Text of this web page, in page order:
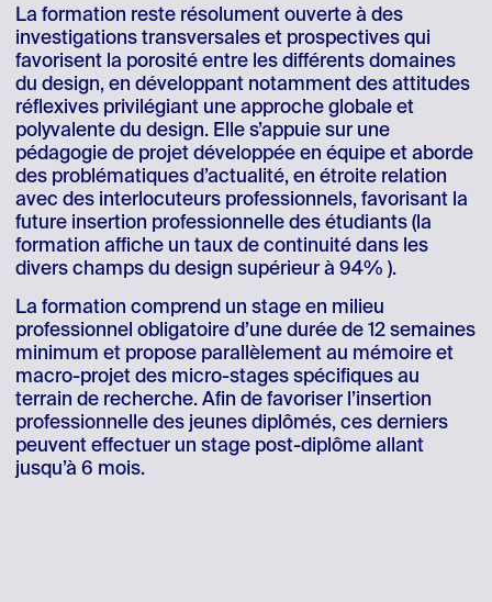
La formation reste résolument ouverte à des
investigations transversales et prospectives qui
favorisent la porosité entre les différents domaines
du design, en développant notamment des attitudes
réflexives privilégiant une approche globale et
polyvalente du design. Elle s’appuie sur une
pédagogie de projet développée en équipe et aborde
des problématiques d’actualité, en étroite relation
avec des interlocuteurs professionnels, favorisant la
future insertion professionnelle des étudiants (la
formation affiche un taux de continuité dans les
divers champs du design supérieur à 94% ).
La formation comprend un stage en milieu
professionnel obligatoire d’une durée de 12 semaines
minimum et propose parallèlement au mémoire et
macro-projet des micro-stages spécifiques au
terrain de recherche. Afin de favoriser l’insertion
professionnelle des jeunes diplômés, ces derniers
peuvent effectuer un stage post-diplôme allant
jusqu’à 6 mois.